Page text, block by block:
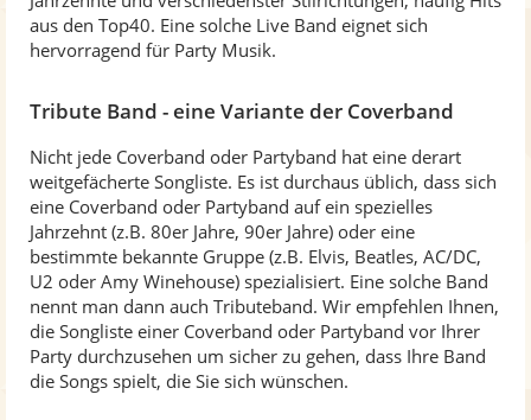
aus den Top40. Eine solche Live Band eignet sich
hervorragend für Party Musik.
Tribute Band - eine Variante der Coverband
Nicht jede Coverband oder Partyband hat eine derart
weitgefächerte Songliste. Es ist durchaus üblich, dass sich
eine Coverband oder Partyband auf ein spezielles
Jahrzehnt (z.B. 80er Jahre, 90er Jahre) oder eine
bestimmte bekannte Gruppe (z.B. Elvis, Beatles, AC/DC,
U2 oder Amy Winehouse) spezialisiert. Eine solche Band
nennt man dann auch Tributeband. Wir empfehlen Ihnen,
die Songliste einer Coverband oder Partyband vor Ihrer
Party durchzusehen um sicher zu gehen, dass Ihre Band
die Songs spielt, die Sie sich wünschen.